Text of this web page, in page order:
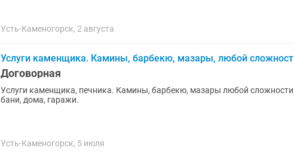
Усть-Каменогорск, 2 августа
Услуги каменщика. Камины, барбекю, мазары, любой
Договорная
Услуги каменщика, печника. Камины, барбекю, мазары любой
бани, дома, гаражи.
Усть-Каменогорск, 5 июля